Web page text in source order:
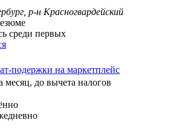
р-н Красногвардейский
среди первых
подержки на маркетплейс
месяц, до вычета налогов